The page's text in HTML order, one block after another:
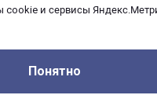
и сервисы
Понятно
р-н)
р-н)
р-н)